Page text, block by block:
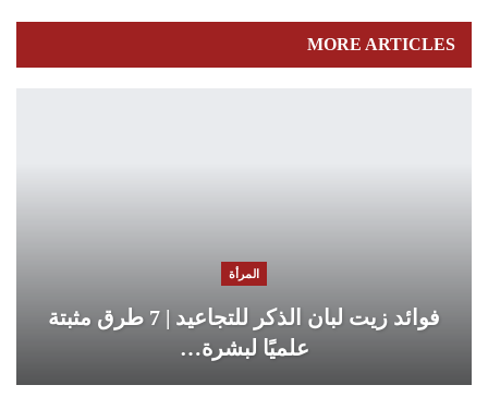
MORE ARTICLES
المرأة
فوائد زيت لبان الذكر للتجاعيد | 7 طرق مثبتة
علميًا لبشرة…